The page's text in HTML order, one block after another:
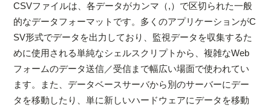
CSVファイルは、各データがカンマ（,）で区切られた一般
的なデータフォーマットです。多くのアプリケーションがC
SV形式でデータを出力しており、監視データを収集するた
めに使用される単純なシェルスクリプトから、複雑なWeb
フォームのデータ送信／受信まで幅広い場面で使われてい
ます。また、データベースサーバから別のサーバーにデー
タを移動したり、単に新しいハードウェアにデータを移動